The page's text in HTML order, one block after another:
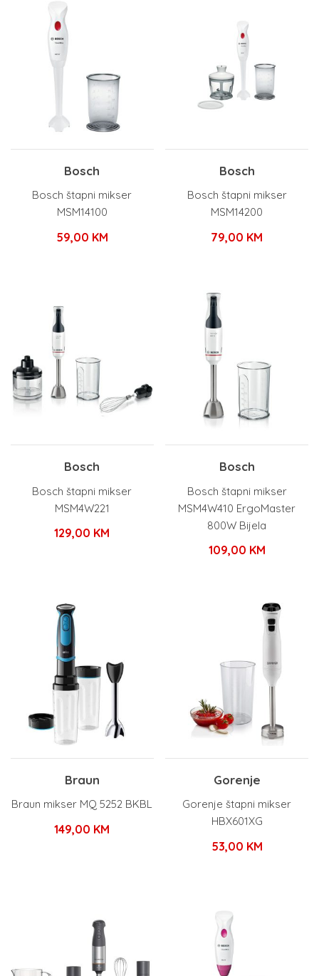
Bosch
Bosch štapni mikser
MSM14100
59,00 KM
Bosch
Bosch štapni mikser
MSM14200
79,00 KM
Bosch
Bosch štapni mikser
MSM4W221
129,00 KM
Bosch
Bosch štapni mikser
MSM4W410 ErgoMaster
800W Bijela
109,00 KM
Braun
Braun mikser MQ 5252 BKBL
149,00 KM
Gorenje
Gorenje štapni mikser
HBX601XG
53,00 KM